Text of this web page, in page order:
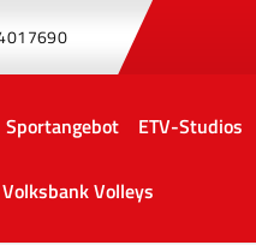
Sportangebot ETV-Studios
Volleys